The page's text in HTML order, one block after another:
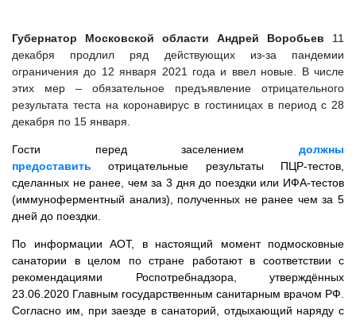
Губернатор Московской области Андрей Воробьев 11
декабря продлил ряд действующих из-за пандемии
ограничения до 12 января 2021 года и ввел новые. В числе
этих мер – обязательное предъявление отрицательного
результата теста на коронавирус в гостиницах в период с 28
декабря по 15 января.
Гости перед заселением должны
предоставить отрицательные результаты ПЦР-тестов,
сделанных не ранее, чем за 3 дня до поездки или ИФА-тестов
(иммуноферментный анализ), полученных не ранее чем за 5
дней до поездки.
По информации АОТ, в настоящий момент подмосковные
санатории в целом по стране работают в соответствии с
рекомендациями Роспотребнадзора, утверждённых
23.06.2020 Главным государственным санитарным врачом РФ.
Согласно им, при заезде в санаторий, отдыхающий наряду с